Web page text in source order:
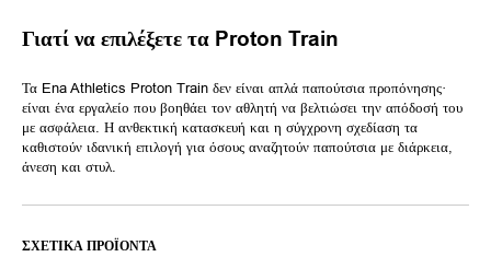
Γιατί να επιλέξετε τα Proton Train
Τα Ena Athletics Proton Train δεν είναι απλά παπούτσια προπόνησης·
είναι ένα εργαλείο που βοηθάει τον αθλητή να βελτιώσει την απόδοσή του
με ασφάλεια. Η ανθεκτική κατασκευή και η σύγχρονη σχεδίαση τα
καθιστούν ιδανική επιλογή για όσους αναζητούν παπούτσια με διάρκεια,
άνεση και στυλ.
ΣΧΕΤΙΚΆ ΠΡΟΪΌΝΤΑ